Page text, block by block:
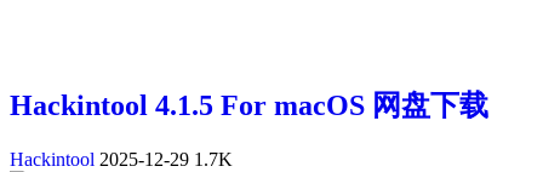
Hackintool 4.1.5 For macOS 网盘下载
Hackintool 2025-12-29 1.7K